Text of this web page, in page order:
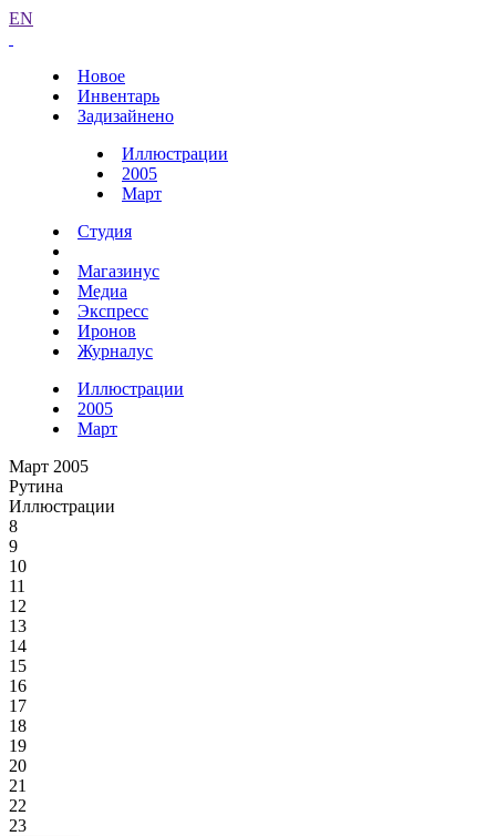
EN
Новое
Инвентарь
Задизайнено
Иллюстрации
2005
Март
Студия
Магазинус
Медиа
Экспресс
Иронов
Журналус
Иллюстрации
2005
Март
Март 2005
Рутина
Иллюстрации
8
9
10
11
12
13
14
15
16
17
18
19
20
21
22
23